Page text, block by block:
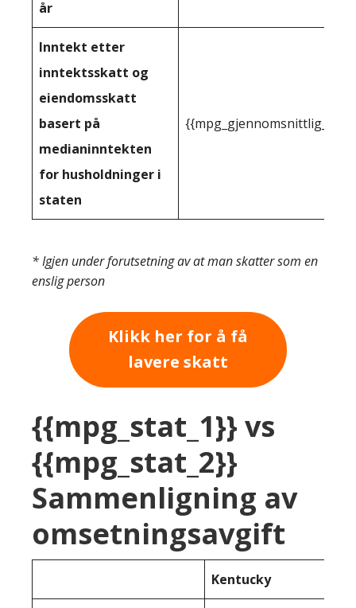
år
Inntekt etter
inntektsskatt og
eiendomsskatt
basert på
medianinntekten
for husholdninger i
staten
* Igjen under forutsetning av at man skatter som en
enslig person
Klikk her for å få
lavere skatt
{{mpg_stat_1}} vs
{{mpg_stat_2}}
Sammenligning av
omsetningsavgift
Kentucky